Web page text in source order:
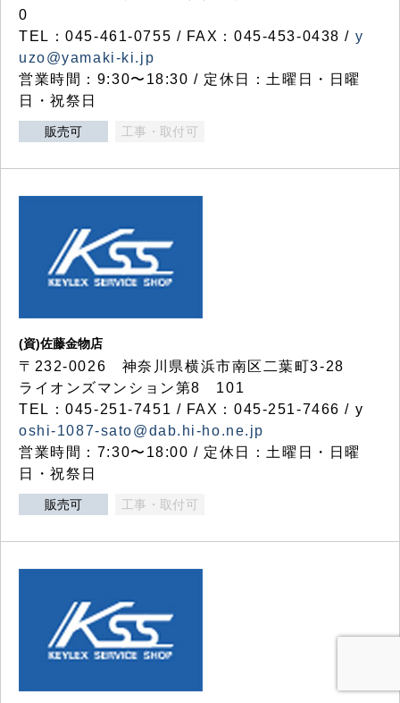
0
TEL：045-461-0755 / FAX：045-453-0438 / y
uzo@yamaki-ki.jp
営業時間：9:30〜18:30 / 定休日：土曜日・日曜
日・祝祭日
販売可 工事・取付可
(資)佐藤金物店
〒232-0026 神奈川県横浜市南区二葉町3-28
ライオンズマンション第8 101
TEL：045-251-7451 / FAX：045-251-7466 / y
oshi-1087-sato@dab.hi-ho.ne.jp
営業時間：7:30〜18:00 / 定休日：土曜日・日曜
日・祝祭日
販売可 工事・取付可